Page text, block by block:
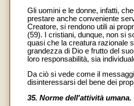
Gli uomini e le donne, infatti,
prestare anche conveniente
Creatore, si rendono utili ai
(59). I cristiani, dunque, non si
quasi che la creatura razionale
grandezza di Dio e frutto del
loro responsabilità, sia
Da ciò si vede come il
disinteressarsi del bene dei
35. Norme dell'attività umana.